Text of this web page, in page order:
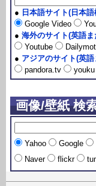
● 日本語サイト(日本
Google Video
● 海外のサイト(英語
Youtube
● アジアのサイト(英
pandora.tv
youku
画像/壁紙 検
Yahoo Google
Naver
flickr